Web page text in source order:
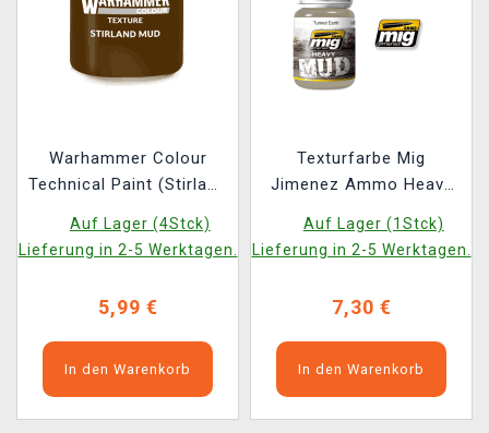
Warhammer Colour
Technical Paint (Stirland
Schlamm
Auf Lager (4Stck)
Lieferung in 2-5 Werktagen.
5,99 €
In den Warenkorb
Texturfarbe Mig
Jimenez Ammo Heavy
(1702)
Auf Lager (1Stck)
Lieferung in 2-5 Werktagen.
7,30 €
In den Warenkorb